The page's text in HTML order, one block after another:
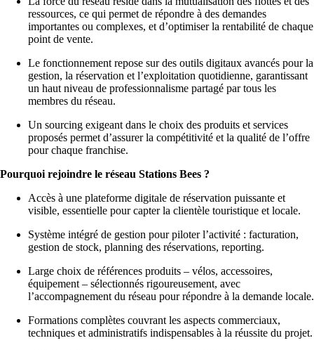
ressources, ce qui permet de répondre à des demandes
importantes ou complexes, et d’optimiser la rentabilité de chaque
point de vente.
Le fonctionnement repose sur des outils digitaux avancés pour la
gestion, la réservation et l’exploitation quotidienne, garantissant
un haut niveau de professionnalisme partagé par tous les
membres du réseau.
Un sourcing exigeant dans le choix des produits et services
proposés permet d’assurer la compétitivité et la qualité de l’offre
pour chaque franchise.
Pourquoi rejoindre le réseau Stations Bees ?
Accès à une plateforme digitale de réservation puissante et
visible, essentielle pour capter la clientèle touristique et locale.
Système intégré de gestion pour piloter l’activité : facturation,
gestion de stock, planning des réservations, reporting.
Large choix de références produits – vélos, accessoires,
équipement – sélectionnés rigoureusement, avec
l’accompagnement du réseau pour répondre à la demande locale.
Formations complètes couvrant les aspects commerciaux,
techniques et administratifs indispensables à la réussite du projet.